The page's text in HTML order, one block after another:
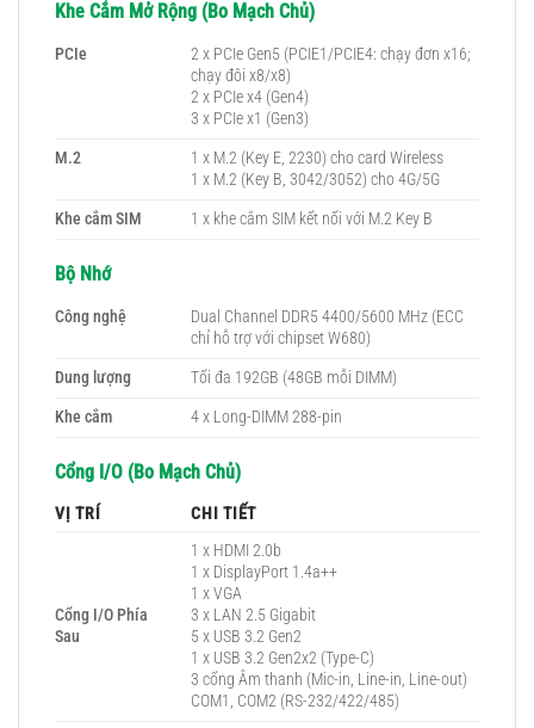
Khe Cắm Mở Rộng (Bo Mạch Chủ)
PCIe
2 x PCIe Gen5 (PCIE1/PCIE4: chạy đơn x16;
chạy đôi x8/x8)
2 x PCIe x4 (Gen4)
3 x PCIe x1 (Gen3)
M.2
1 x M.2 (Key E, 2230) cho card Wireless
1 x M.2 (Key B, 3042/3052) cho 4G/5G
Khe cắm SIM
1 x khe cắm SIM kết nối với M.2 Key B
Bộ Nhớ
Công nghệ
Dual Channel DDR5 4400/5600 MHz (ECC
chỉ hỗ trợ với chipset W680)
Dung lượng
Tối đa 192GB (48GB mỗi DIMM)
Khe cắm
4 x Long-DIMM 288-pin
Cổng I/O (Bo Mạch Chủ)
VỊ TRÍ CHI TIẾT
Cổng I/O Phía
Sau
1 x HDMI 2.0b
1 x DisplayPort 1.4a++
1 x VGA
3 x LAN 2.5 Gigabit
5 x USB 3.2 Gen2
1 x USB 3.2 Gen2x2 (Type-C)
3 cổng Âm thanh (Mic-in, Line-in, Line-out)
COM1, COM2 (RS-232/422/485)